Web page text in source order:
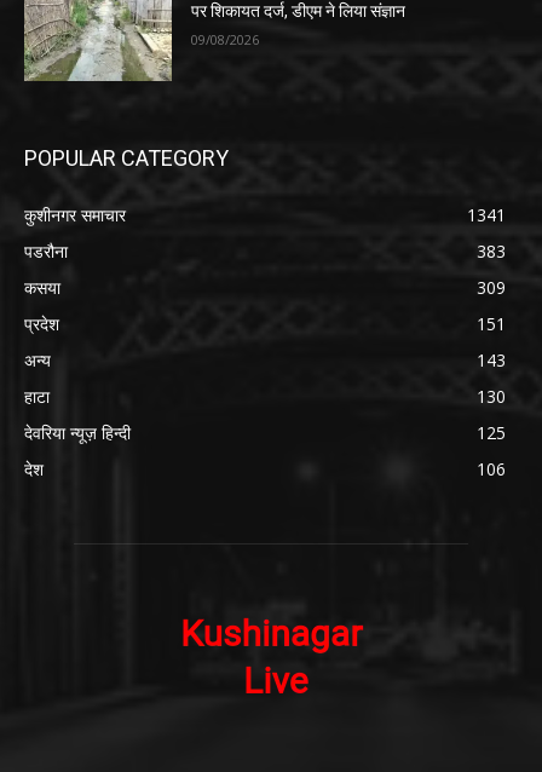
पर शिकायत दर्ज, डीएम ने लिया संज्ञान
09/08/2026
POPULAR CATEGORY
कुशीनगर समाचार
1341
पडरौना
383
कसया
309
प्रदेश
151
अन्य
143
हाटा
130
देवरिया न्यूज़ हिन्दी
125
देश
106